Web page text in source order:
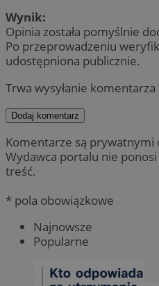
Wynik:
Opinia została pomyślnie
Po przeprowadzeniu
udostępniona publicznie.
Trwa wysyłanie komentarza
Dodaj komentarz
Komentarze są
Wydawca portalu nie
treść.
* pola obowiązkowe
Najnowsze
Popularne